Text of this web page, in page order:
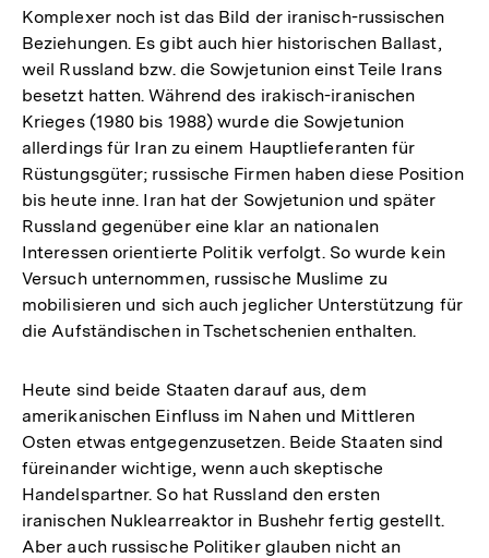
Komplexer noch ist das Bild der iranisch-russischen
Beziehungen. Es gibt auch hier historischen Ballast,
weil Russland bzw. die Sowjetunion einst Teile Irans
besetzt hatten. Während des irakisch-iranischen
Krieges (1980 bis 1988) wurde die Sowjetunion
allerdings für Iran zu einem Hauptlieferanten für
Rüstungsgüter; russische Firmen haben diese Position
bis heute inne. Iran hat der Sowjetunion und später
Russland gegenüber eine klar an nationalen
Interessen orientierte Politik verfolgt. So wurde kein
Versuch unternommen, russische Muslime zu
mobilisieren und sich auch jeglicher Unterstützung für
die Aufständischen in Tschetschenien enthalten.
Heute sind beide Staaten darauf aus, dem
amerikanischen Einfluss im Nahen und Mittleren
Osten etwas entgegenzusetzen. Beide Staaten sind
füreinander wichtige, wenn auch skeptische
Handelspartner. So hat Russland den ersten
iranischen Nuklearreaktor in Bushehr fertig gestellt.
Aber auch russische Politiker glauben nicht an